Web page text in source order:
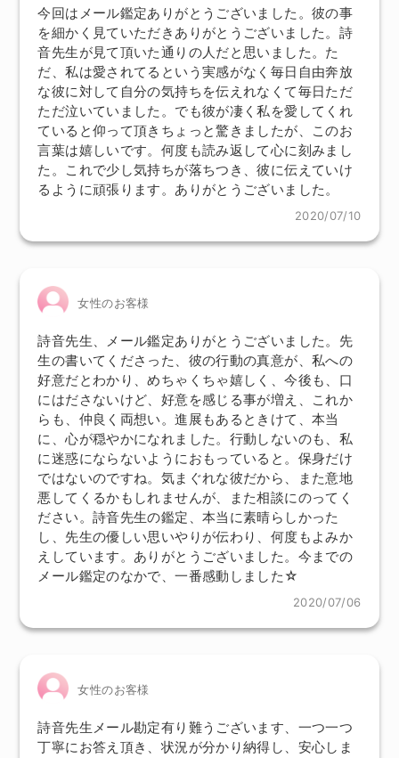
今回はメール鑑定ありがとうございました。彼の事
を細かく見ていただきありがとうございました。詩
音先生が見て頂いた通りの人だと思いました。た
だ、私は愛されてるという実感がなく毎日自由奔放
な彼に対して自分の気持ちを伝えれなくて毎日ただ
ただ泣いていました。でも彼が凄く私を愛してくれ
ていると仰って頂きちょっと驚きましたが、このお
言葉は嬉しいです。何度も読み返して心に刻みまし
た。これで少し気持ちが落ちつき、彼に伝えていけ
るように頑張ります。ありがとうございました。
2020/07/10
女性のお客様
詩音先生、メール鑑定ありがとうございました。先
生の書いてくださった、彼の行動の真意が、私への
好意だとわかり、めちゃくちゃ嬉しく、今後も、口
にはださないけど、好意を感じる事が増え、これか
らも、仲良く両想い。進展もあるときけて、本当
に、心が穏やかになれました。行動しないのも、私
に迷惑にならないようにおもっていると。保身だけ
ではないのですね。気まぐれな彼だから、また意地
悪してくるかもしれませんが、また相談にのってく
ださい。詩音先生の鑑定、本当に素晴らしかった
し、先生の優しい思いやりが伝わり、何度もよみか
えしています。ありがとうございました。今までの
メール鑑定のなかで、一番感動しました☆
2020/07/06
女性のお客様
詩音先生メール勘定有り難うございます、一つ一つ
丁寧にお答え頂き、状況が分かり納得し、安心しま